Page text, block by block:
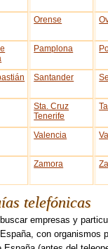
Orense
Pamplona
Santander
Sta. Cruz
Tenerife
Valencia
Zamora
telefónicas
empresas y
con organismos